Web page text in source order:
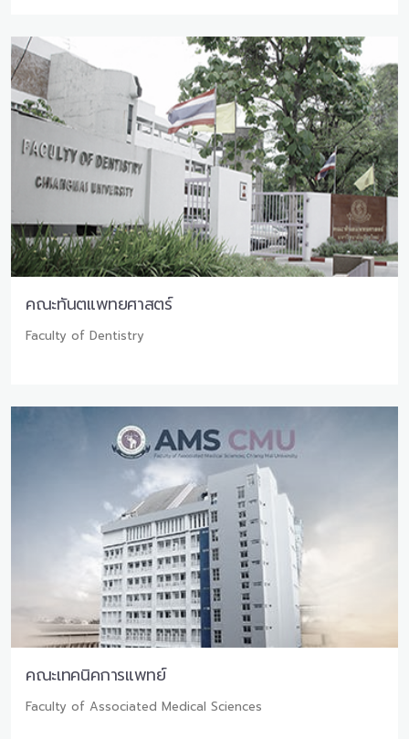
คณะทันตแพทยศาสตร์
Faculty of Dentistry
คณะเทคนิคการแพทย์
Faculty of Associated Medical Sciences